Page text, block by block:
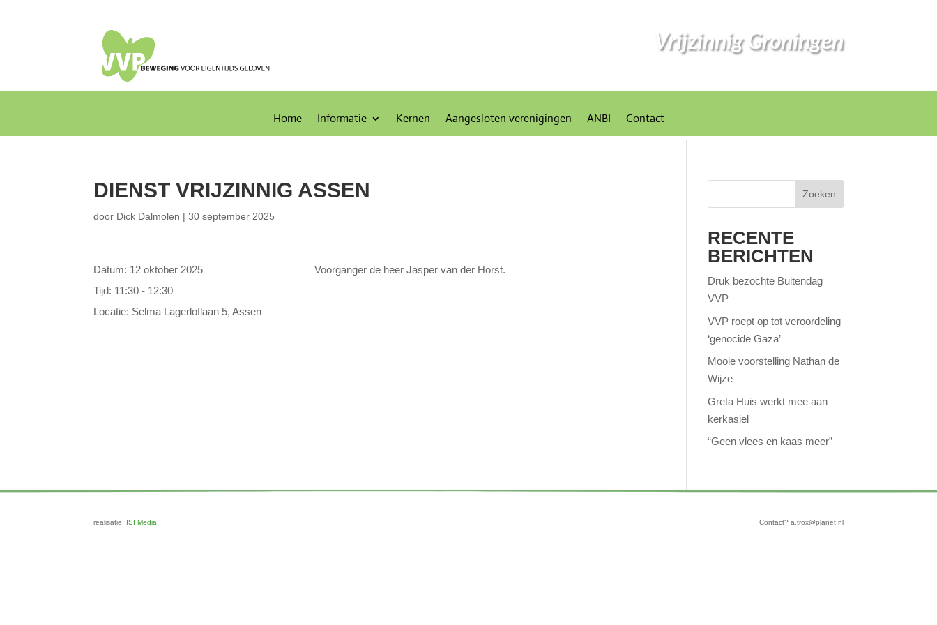
Vrijzinnig Groningen
Home Informatie Kernen Aangesloten verenigingen ANBI Contact
DIENST VRIJZINNIG ASSEN
door Dick Dalmolen |30 september 2025
Datum: 12 oktober 2025
Tijd: 11:30 - 12:30
Locatie: Selma Lagerloflaan 5, Assen
Voorganger de heer Jasper van der Horst.
Zoeken
RECENTE
BERICHTEN
Druk bezochte Buitendag
VVP
VVP roept op tot veroordeling
‘genocide Gaza’
Mooie voorstelling Nathan de
Wijze
Greta Huis werkt mee aan
kerkasiel
“Geen vlees en kaas meer”
realisatie: ISI Media Contact? a.trox@planet.nl